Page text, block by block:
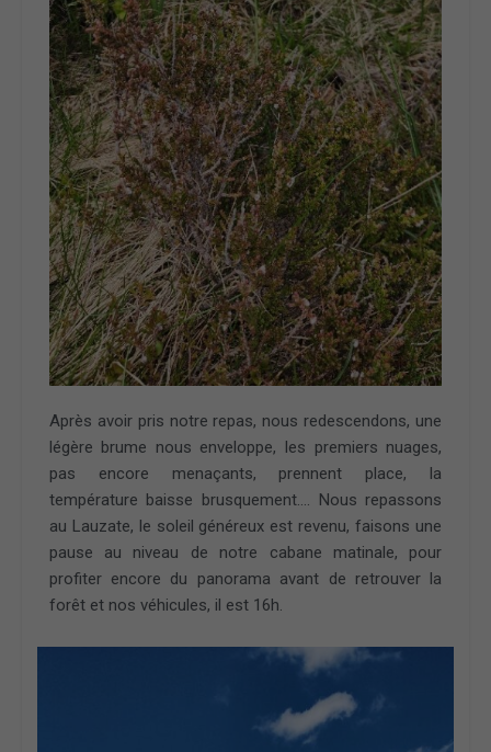
Après avoir pris notre repas, nous redescendons, une
légère brume nous enveloppe, les premiers nuages,
pas encore menaçants, prennent place, la
température baisse brusquement…. Nous repassons
au Lauzate, le soleil généreux est revenu, faisons une
pause au niveau de notre cabane matinale, pour
profiter encore du panorama avant de retrouver la
forêt et nos véhicules, il est 16h.